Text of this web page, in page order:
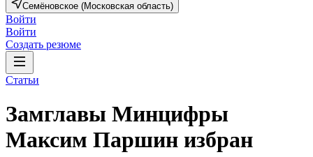
Семёновское (Московская область)
Войти
Войти
Создать резюме
Статьи
Замглавы Минцифры
Максим Паршин избран